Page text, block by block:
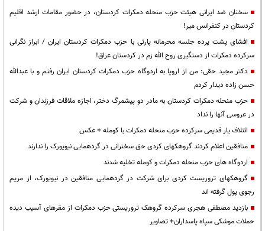
سخنان ضد ایرانی هیئت حزب منحله دمکرات کردستان، در حضور مقامات ارشد اقلیم
کردستان در کنفرانس میر!
افشای پشت پرده جلسه محرمانه پارتی با حزب دمکرات کردستان ایران / ابراز نگرانی
سرکرده دمکرات از دستگیری روح الله زم در کردستان عراق!
دکتر مجید حقی: من از اروپا به اردوگاه حزب دمکرات کردستان ایران رفتم و با عبدالله
حسن زاده دیدار کردم
حزب منحله دمکرات کردستان به مادر دو پیشمرگ دختر، اجازه ملاقات فرزندان و شرکت
در عروسی آنها را نداد
ائتلاف یار قدیمی سرکرده حزب منحله دمکرات با کومله + عکس
منافقین اعلام کردند گروهکهای کردی حق سخنرانی در گردهمایی نیویورک را ندارند
اردوگاه های حزب منحله دمکرات و کومله تخلیه شدند
گروهکهای تروریست کردی برای شرکت در گردهمایی منافقین در نیویورک، از مریم
رجوی پول گرفته اند
بازدید مصطفی هجری سرکرده گروهک تروریستی حزب دمکرات از مقرهای آسیب دیده
حملات موشکی سپاه پاسداران+ تصاویر